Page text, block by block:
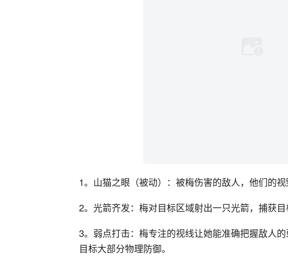
1。山猫之眼（被动）：被梅伤害的敌人，他们的视
2。光箭齐发：梅对目标区域射出一只光箭，捕获目
3。弱点打击：梅专注的视线让她能准确把握敌人
目标大部分物理防御。